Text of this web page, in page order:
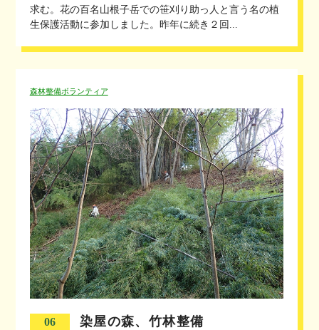
求む。花の百名山根子岳での笹刈り助っ人と言う名の植
生保護活動に参加しました。昨年に続き２回...
森林整備ボランティア
06 染屋の森、竹林整備